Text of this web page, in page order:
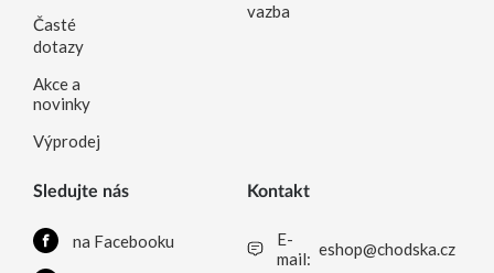
Časté
dotazy
Akce a
novinky
Výprodej
vazba
Sledujte nás
na Facebooku
Kontakt
E-
mail: eshop@chodska.cz